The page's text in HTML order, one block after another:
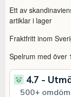
Ett av
artiklar i lager
Fraktfritt inom
Spelrum med över